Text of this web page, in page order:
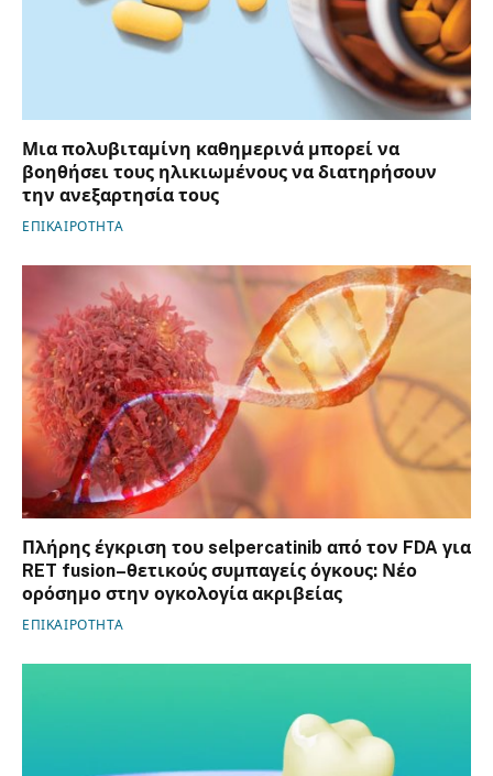
Μια πολυβιταμίνη καθημερινά μπορεί να
βοηθήσει τους ηλικιωμένους να διατηρήσουν
την ανεξαρτησία τους
ΕΠΙΚΑΙΡΟΤΗΤΑ
Πλήρης έγκριση του selpercatinib από τον FDA για
RET fusion–θετικούς συμπαγείς όγκους: Νέο
ορόσημο στην ογκολογία ακριβείας
ΕΠΙΚΑΙΡΟΤΗΤΑ